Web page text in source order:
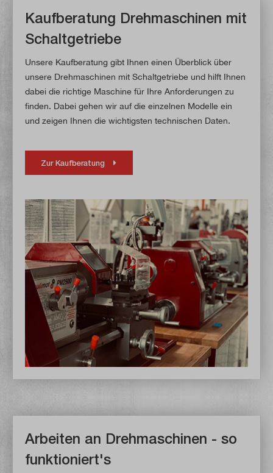
Kaufberatung Drehmaschinen mit
Schaltgetriebe
Unsere Kaufberatung gibt Ihnen einen Überblick über
unsere Drehmaschinen mit Schaltgetriebe und hilft Ihnen
dabei die richtige Maschine für Ihre Anforderungen zu
finden. Dabei gehen wir auf die einzelnen Modelle ein
und zeigen Ihnen die wichtigsten technischen Daten.
Zur Kaufberatung
Arbeiten an Drehmaschinen - so
funktioniert's